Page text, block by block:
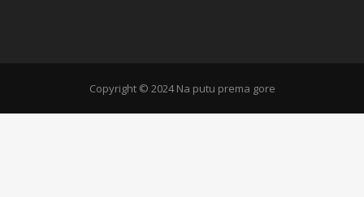
Copyright © 2024 Na putu prema gore